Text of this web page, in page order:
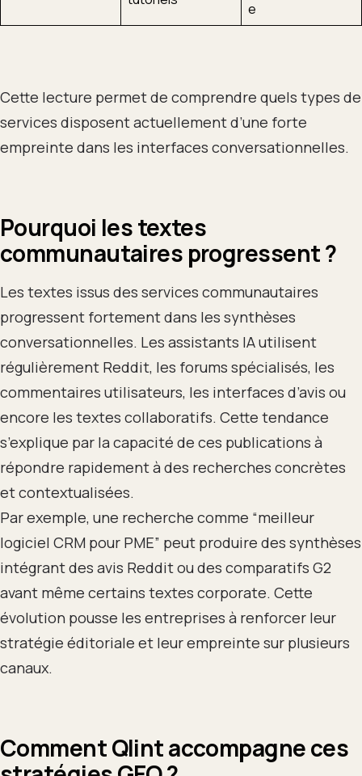
e
Cette lecture permet de comprendre quels types de
services disposent actuellement d’une forte
empreinte dans les interfaces conversationnelles.
Pourquoi les textes
communautaires progressent ?
Les textes issus des services communautaires
progressent fortement dans les synthèses
conversationnelles. Les assistants IA utilisent
régulièrement Reddit, les forums spécialisés, les
commentaires utilisateurs, les interfaces d’avis ou
encore les textes collaboratifs. Cette tendance
s’explique par la capacité de ces publications à
répondre rapidement à des recherches concrètes
et contextualisées.
Par exemple, une recherche comme “meilleur
logiciel CRM pour PME” peut produire des synthèses
intégrant des avis Reddit ou des comparatifs G2
avant même certains textes corporate. Cette
évolution pousse les entreprises à renforcer leur
stratégie éditoriale et leur empreinte sur plusieurs
canaux.
Comment Qlint accompagne ces